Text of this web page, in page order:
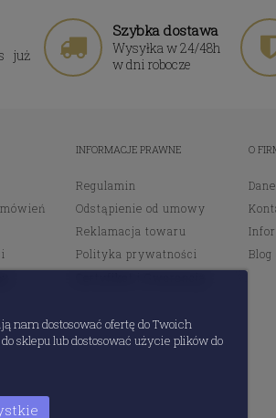
już
Szybka dostawa
Wysyłka w 24/48h
w dni robocze
INFORMACJE PRAWNE
Regulamin
Odstąpienie od umowy
Reklamacja towaru
Polityka prywatności
O
nam dostosować ofertę do Twoich
sklepu lub dostosować użycie plików do